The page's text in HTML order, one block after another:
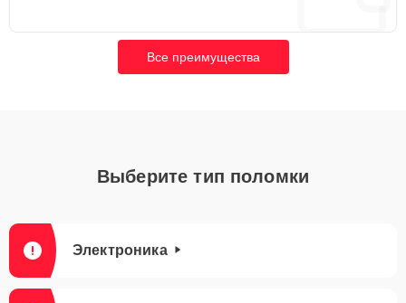
Все преимущества
Выберите тип поломки
Электроника